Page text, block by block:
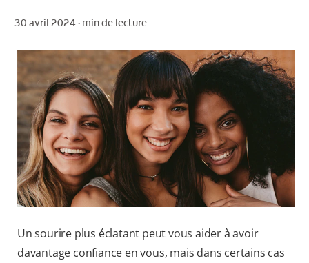
POUR LES PROFESSIONNELS
CH (FR)
30 avril 2024 · min de lecture
Un sourire plus éclatant peut vous aider à avoir
davantage confiance en vous, mais dans certains cas